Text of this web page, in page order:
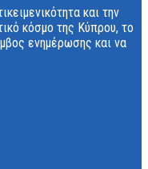
και την
κόσμο της Κύπρου, το
ενημέρωσης και να